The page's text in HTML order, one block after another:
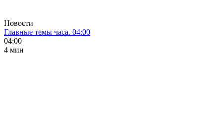
Новости
Главные темы часа. 04:00
04:00
4 мин